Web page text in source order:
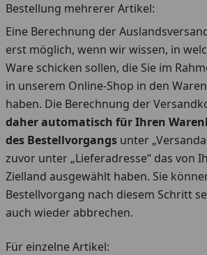
Bestellung mehrerer Artikel:
Eine Berechnung der
erst möglich, wenn wir wissen, in
Ware schicken sollen, die Sie im
in unserem Online-Shop in den
haben. Die Berechnung der
daher automatisch für Ihren
des Bestellvorgangs unter
zuvor unter „Lieferadresse“ das von
Zielland ausgewählt haben. Sie
Bestellvorgang nach diesem Schritt
auch wieder abbrechen.
Für einzelne Artikel: